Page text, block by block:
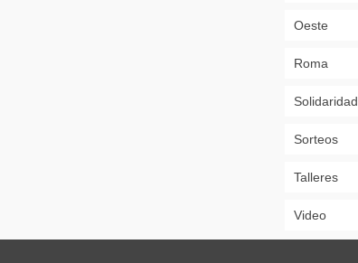
Oeste
Roma
Solidaridad
Sorteos
Talleres
Video